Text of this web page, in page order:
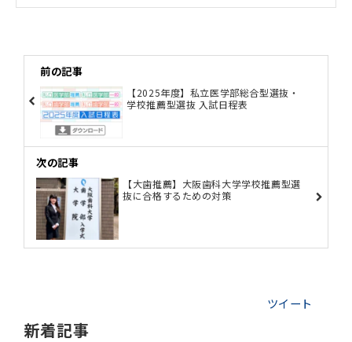
前の記事
【2025年度】私立医学部総合型選抜・
学校推薦型選抜 入試日程表
次の記事
【大歯推薦】大阪歯科大学学校推薦型選
抜に合格するための対策
ツイート
新着記事